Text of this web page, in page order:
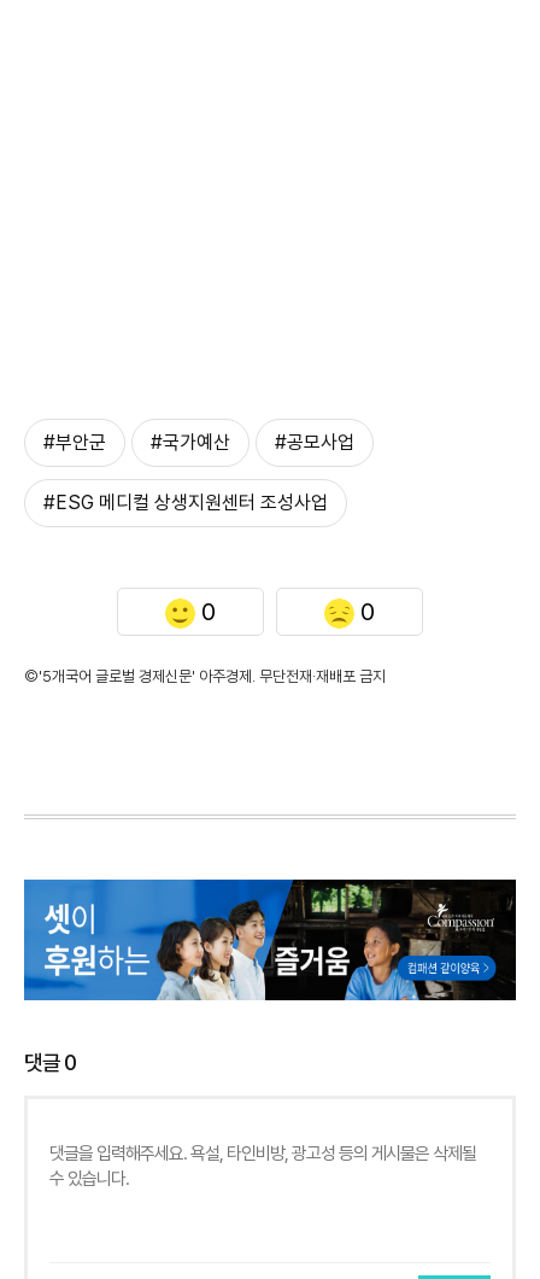
#부안군 #국가예산 #공모사업
#ESG 메디컬 상생지원센터 조성사업
0 0
©'5개국어 글로벌 경제신문' 아주경제. 무단전재·재배포 금지
댓글0